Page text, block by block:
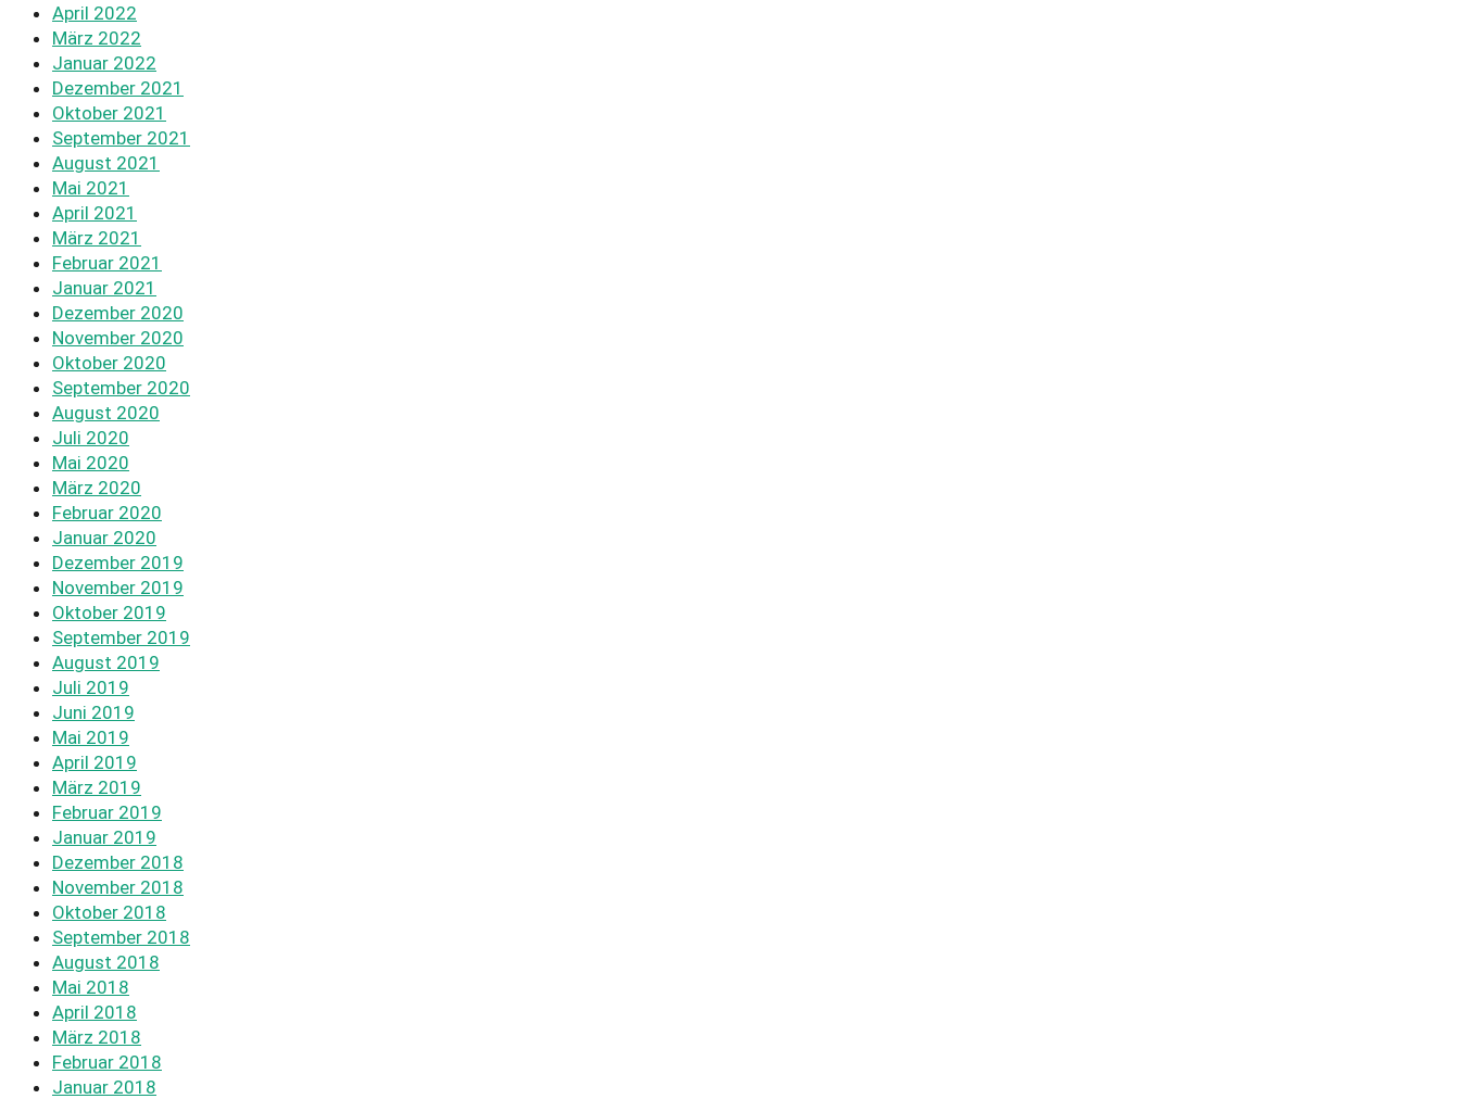
April 2022
März 2022
Januar 2022
Dezember 2021
Oktober 2021
September 2021
August 2021
Mai 2021
April 2021
März 2021
Februar 2021
Januar 2021
Dezember 2020
November 2020
Oktober 2020
September 2020
August 2020
Juli 2020
Mai 2020
März 2020
Februar 2020
Januar 2020
Dezember 2019
November 2019
Oktober 2019
September 2019
August 2019
Juli 2019
Juni 2019
Mai 2019
April 2019
März 2019
Februar 2019
Januar 2019
Dezember 2018
November 2018
Oktober 2018
September 2018
August 2018
Mai 2018
April 2018
März 2018
Februar 2018
Januar 2018